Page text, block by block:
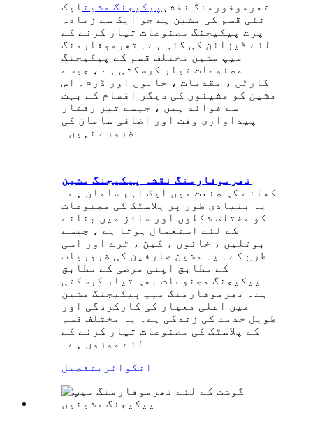
تھرموفورمنگ نقشہ پیکیجنگ مشین ایک
نئی قسم کی مشین ہے جو ایک سے زیادہ
پرت پیکیجنگ مصنوعات تیار کرنے کے
لئے ڈیزائن کی گئی ہے۔ تھرموفارمنگ
میپ مشین مختلف قسم کے پیکیجنگ
مصنوعات تیار کرسکتی ہے ، جیسے
کارٹن ، مقدمات ، خانوں اور ڈرم۔ اس
مشین کو مشینوں کی دیگر اقسام کے بہت
سے فوائد ہیں ، جیسے تیز رفتار
پیداواری وقت اور اضافی سامان کی
ضرورت نہیں۔
تھرموفارمنگ نقشہ پیکیجنگ مشین
کھانے کی صنعت میں ایک اہم سامان ہے۔
یہ بنیادی طور پر پلاسٹک کی مصنوعات
کو مختلف شکلوں اور سائز میں بنانے
کے لئے استعمال ہوتا ہے ، جیسے
بوتلیں ، خانوں ، کین ، ٹرے اور اسی
طرح کے۔ یہ مشین صارفین کی ضروریات
کے مطابق اپنی مرضی کے مطابق
پیکیجنگ مصنوعات بھی تیار کرسکتی
ہے۔ تھرموفارمنگ میپ پیکیجنگ مشین
میں اعلی معیار کی کارکردگی اور
طویل خدمت کی زندگی ہے۔ یہ مختلف قسم
کے پلاسٹک کی مصنوعات تیار کرنے کے
لئے موزوں ہے۔
انکوائری تفصیل